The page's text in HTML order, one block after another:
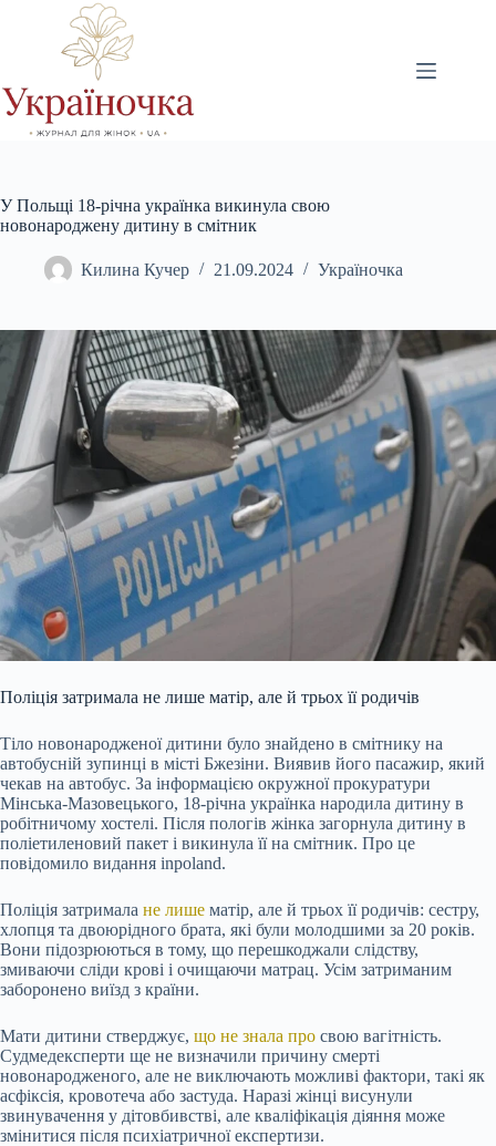
У Польщі 18-річна українка викинула свою
новонароджену дитину в смітник
Килина Кучер 21.09.2024 Україночка
Поліція затримала не лише матір, але й трьох її родичів
Тіло новонародженої дитини було знайдено в смітнику на
автобусній зупинці в місті Бжезіни. Виявив його пасажир, який
чекав на автобус. За інформацією окружної прокуратури
Мінська-Мазовецького, 18-річна українка народила дитину в
робітничому хостелі. Після пологів жінка загорнула дитину в
поліетиленовий пакет і викинула її на смітник. Про це
повідомило видання inpoland.
Поліція затримала не лише матір, але й трьох її родичів: сестру,
хлопця та двоюрідного брата, які були молодшими за 20 років.
Вони підозрюються в тому, що перешкоджали слідству,
змиваючи сліди крові і очищаючи матрац. Усім затриманим
заборонено виїзд з країни.
Мати дитини стверджує, що не знала про свою вагітність.
Судмедексперти ще не визначили причину смерті
новонародженого, але не виключають можливі фактори, такі як
асфіксія, кровотеча або застуда. Наразі жінці висунули
звинувачення у дітовбивстві, але кваліфікація діяння може
змінитися після психіатричної експертизи.